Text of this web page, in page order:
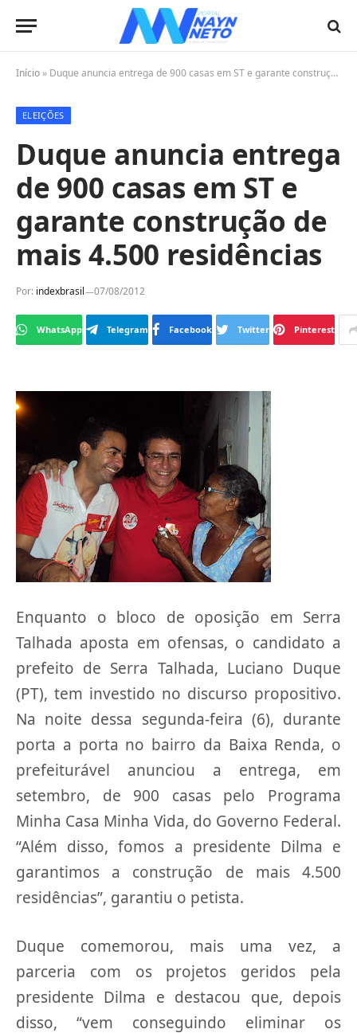
Início » Duque anuncia entrega de 900 casas em ST e garante construção de mais 4.500 residências
ELEIÇÕES
Duque anuncia entrega
de 900 casas em ST e
garante construção de
mais 4.500 residências
Por: indexbrasil 07/08/2012
WhatsApp Telegram Facebook Twitter Pinterest
Enquanto o bloco de oposição em Serra
Talhada aposta em ofensas, o candidato a
prefeito de Serra Talhada, Luciano Duque
(PT), tem investido no discurso propositivo.
Na noite dessa segunda-feira (6), durante
porta a porta no bairro da Baixa Renda, o
prefeiturável anunciou a entrega, em
setembro, de 900 casas pelo Programa
Minha Casa Minha Vida, do Governo Federal.
“Além disso, fomos a presidente Dilma e
garantimos a construção de mais 4.500
residências”, garantiu o petista.
Duque comemorou, mais uma vez, a
parceria com os projetos geridos pela
presidente Dilma e destacou que, depois
disso, “vem conseguindo eliminar os